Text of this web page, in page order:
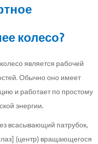
колесо?
является рабочей
Обычно оно имеет
и работает по простому
энергии.
всасывающий патрубок,
(центр) вращающегося